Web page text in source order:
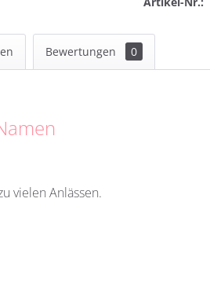
Bewertungen 0
vielen Anlässen.